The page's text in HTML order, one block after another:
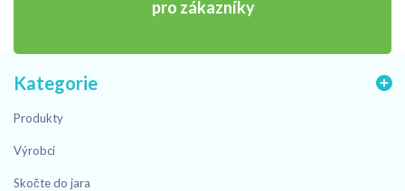
pro zákazníky
Kategorie
Produkty
Výrobci
Skočte do jara